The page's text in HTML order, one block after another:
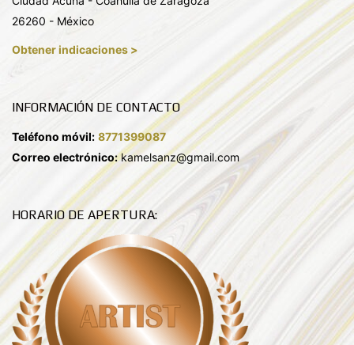
26260 - México
Obtener indicaciones >
INFORMACIÓN DE CONTACTO
Teléfono móvil: 8771399087
Correo electrónico:kamelsanz@gmail.com
HORARIO DE APERTURA: